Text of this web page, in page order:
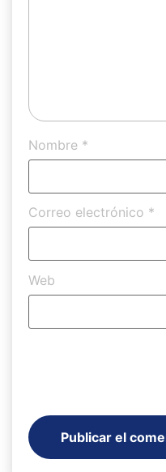
Nombre *
Correo electrónico *
Web